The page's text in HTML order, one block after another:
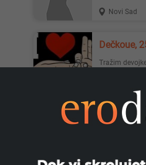
Novi Sad
Dečkoue,
Tražim devojke i parove za diskretno
pažljiva i